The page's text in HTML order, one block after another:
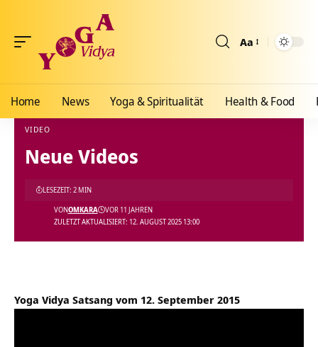
Aa
Home News Yoga & Spiritualität Health & Food
Yoga Vidya Blog - Yoga, Meditation und Ayurveda
VIDEO
Neue Videos
ZULETZT AKTUALISIERT: 12. AUGUST 2025 13:00
VONOMKARA VOR 11 JAHREN
LESEZEIT: 2 MIN
Yoga Vidya Satsang vom 12. September 2015